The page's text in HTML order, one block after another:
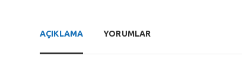
AÇIKLAMA YORUMLAR